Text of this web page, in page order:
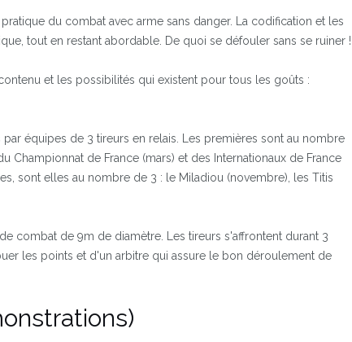
du combat avec arme sans danger. La codification et les
tout en restant abordable. De quoi se défouler sans se ruiner !
et les possibilités qui existent pour tous les goûts :
équipes de 3 tireurs en relais. Les premières sont au nombre
Championnat de France (mars) et des Internationaux de France
sont elles au nombre de 3 : le Miladiou (novembre), les Titis
combat de 9m de diamètre. Les tireurs s'affrontent durant 3
les points et d'un arbitre qui assure le bon déroulement de